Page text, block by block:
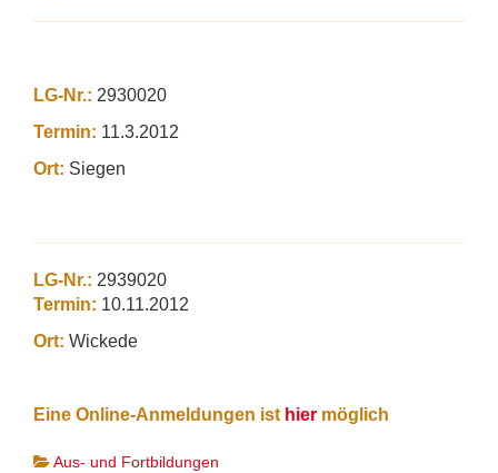
LG-Nr.: 2930020
Termin: 11.3.2012
Ort: Siegen
LG-Nr.: 2939020
Termin: 10.11.2012
Ort: Wickede
Eine Online-Anmeldungen ist hier möglich
Aus- und Fortbildungen